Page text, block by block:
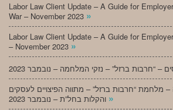
Labor Law Client Update – A Guide for
War – November 2023 »
Labor Law Client Update – A Guide for
– November 2023 »
– מלחמת “חרבות ברזל” – מתווה הפיצויים לעסקים
»